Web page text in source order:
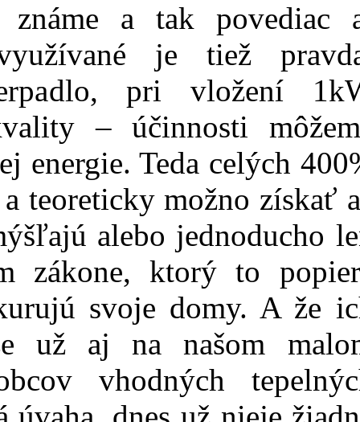
a tak povediac
je tiež
pri vložení
– účinnosti
energie. Teda celých
teoreticky možno získať
alebo jednoducho
zákone, ktorý to
svoje domy. A že
už aj na našom
vhodných